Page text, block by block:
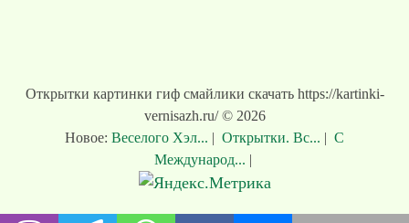
Открытки картинки гиф смайлики скачать https://kartinki-
vernisazh.ru/ © 2026
Новое: Веселого Хэл... | Открытки. Вс... | С
Международ... |